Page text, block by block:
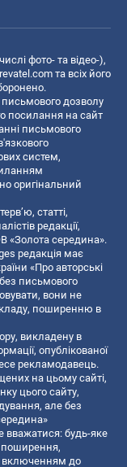
фото- та відео-),
та всіх його
дозволу
посилання на сайт
письмового
систем,
оригінальний
статті,
редакції,
«Золота середина».
редакція має
«Про авторські
письмового
вони не
поширенню в
викладену в
опублікованої
рекламодавець.
на цьому сайті,
цього сайту,
але без
вважатися: будь-яке
поширення,
включенням до